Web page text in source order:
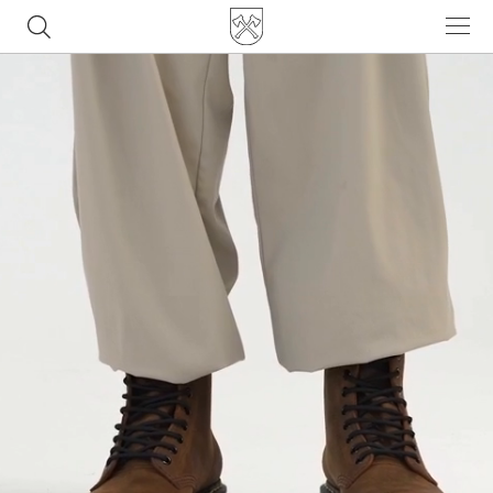
Популярные товары
ботинки
куртка
брюки
рюкзак
джинсы